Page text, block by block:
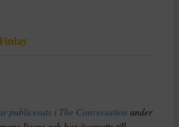
publicerats i The Conversation under